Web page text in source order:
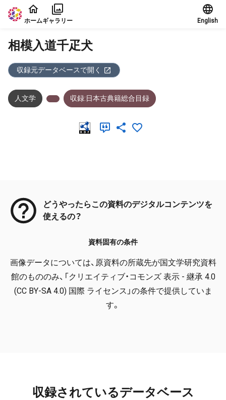
本文に飛ぶ
ホームギャラリー English
相模入道千疋犬
収録元データベースで開く
人文学 収録:日本古典籍総合目録
どうやったらこの資料のデジタルコンテンツを
使えるの？
資料固有の条件
画像データについては、原資料の所蔵先が国文学研究資料
館のもののみ、「クリエイティブ・コモンズ 表示 - 継承 4.0
(CC BY-SA 4.0) 国際 ライセンス」の条件で提供していま
す。
収録されているデータベース